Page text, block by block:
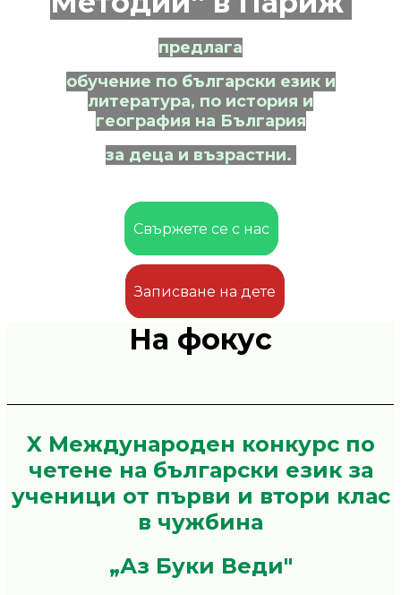
предлага
обучение по български език и
литература, по история и
география на България
за деца и възрастни.
Свържете се с нас
Записване на дете
На фокус
X Международен конкурс по
четене на български език за
ученици от първи и втори клас
в чужбина
„Аз Буки Веди"